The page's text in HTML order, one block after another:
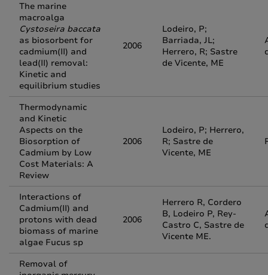
The marine
macroalga
Cystoseira baccata
as biosorbent for
cadmium(II) and
lead(II) removal:
Kinetic and
equilibrium studies
2006
Lodeiro, P;
Barriada, JL;
Herrero, R; Sastre
de Vicente, ME
Thermodynamic
and Kinetic
Aspects on the
Biosorption of
Cadmium by Low
Cost Materials: A
Review
2006
Lodeiro, P; Herrero,
R; Sastre de
Vicente, ME
Interactions of
Cadmium(II) and
protons with dead
biomass of marine
algae Fucus sp
2006
Herrero R, Cordero
B, Lodeiro P, Rey-
Castro C, Sastre de
Vicente ME.
Removal of